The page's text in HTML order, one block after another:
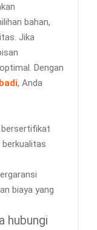
bahan,
Jika
Dengan
, Anda
bersertifikat
biaya yang
hubungi